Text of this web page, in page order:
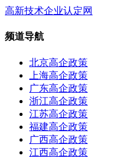
高新技术企业认定网
频道导航
北京高企政策
上海高企政策
广东高企政策
浙江高企政策
江苏高企政策
福建高企政策
广西高企政策
江西高企政策